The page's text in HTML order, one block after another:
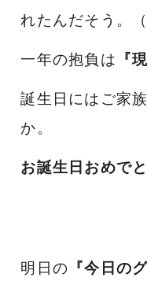
れたんだそう。
一年の抱負は 『
誕生日にはご家
か。
お誕生日おめで
明日の 『今日の